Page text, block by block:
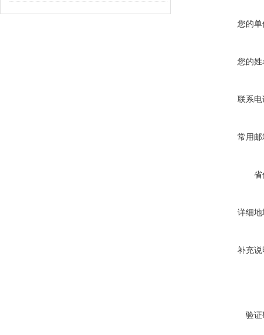
您的单
您的姓
联系电
常用邮
省
详细地
补充说
验证